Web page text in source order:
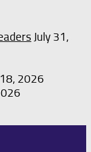
July 31,
18, 2026